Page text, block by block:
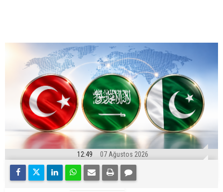
12:49 07 Ağustos 2026